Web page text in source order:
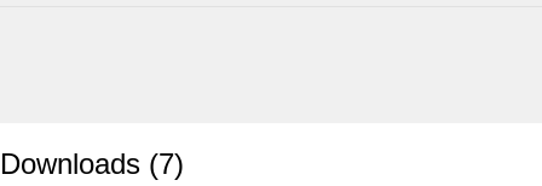
Downloads (7)